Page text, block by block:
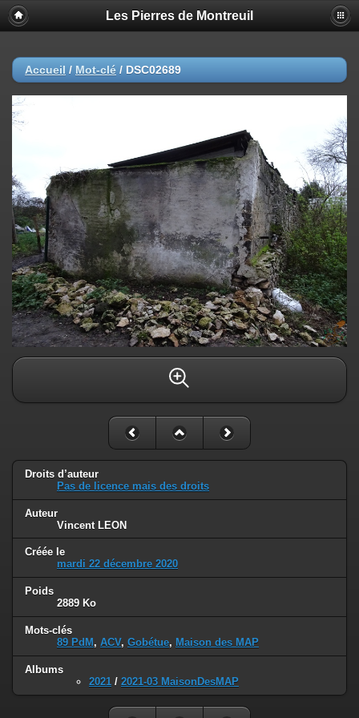
Les Pierres de Montreuil
Accueil / Mot-clé / DSC02689
Droits d’auteur
Pas de licence mais des droits
Auteur
Vincent LEON
Créée le
mardi 22 décembre 2020
Poids
2889 Ko
Mots-clés
89 PdM , ACV, Gobétue, Maison des MAP
Albums
2021 / 2021-03 MaisonDesMAP